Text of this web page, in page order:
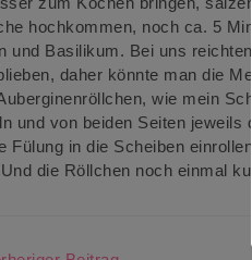
hochkommen, noch ca. 5
und Basilikum. Bei uns
daher könnte man die
wie mein
und von beiden Seiten
Fülung in die Scheiben
die Röllchen noch einmal